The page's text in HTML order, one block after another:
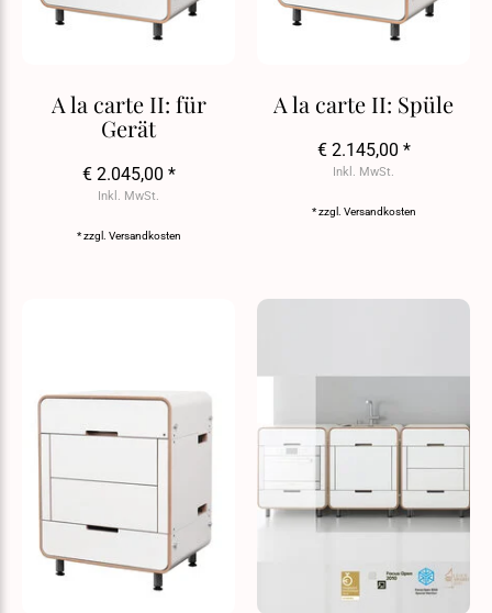
A la carte II: für
Gerät
€ 2.045,00 *
Inkl. MwSt.
* zzgl. Versandkosten
A la carte II: Spüle
€ 2.145,00 *
Inkl. MwSt.
* zzgl. Versandkosten